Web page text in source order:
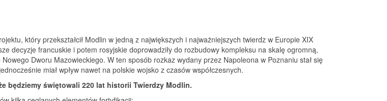
który przekształcił Modlin w jedną z największych i najważniejszych twierdz w Europie XIX
decyzje francuskie i potem rosyjskie doprowadziły do rozbudowy kompleksu na skalę ogromną,
Dworu Mazowieckiego. W ten sposób rozkaz wydany przez Napoleona w Poznaniu stał się
miał wpływ nawet na polskie wojsko z czasów współczesnych.
będziemy świętowali 220 lat historii Twierdzy Modlin.